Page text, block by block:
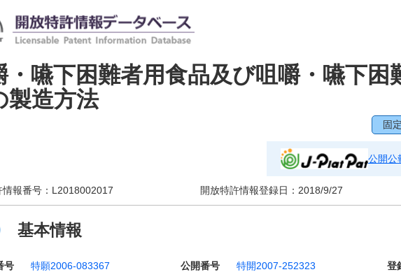
・嚥下困難者用食品及び咀嚼・嚥下困
製造方法
固
公開公
報番号： L2018002017 開放特許情報登録日： 2018/9/27
基本情報
号 特願2006-083367 公開番号 特開2007-252323 登